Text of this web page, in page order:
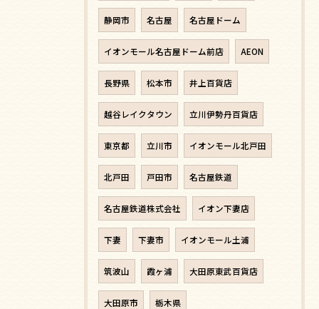
静岡市 名古屋 名古屋ドーム
イオンモール名古屋ドーム前店 AEON
長野県 松本市 井上百貨店
越谷レイクタウン 立川伊勢丹百貨店
東京都 立川市 イオンモール北戸田
北戸田 戸田市 名古屋鉄道
名古屋鉄道株式会社 イオン下妻店
下妻 下妻市 イオンモール土浦
筑波山 霞ヶ浦 大田原東武百貨店
大田原市 栃木県